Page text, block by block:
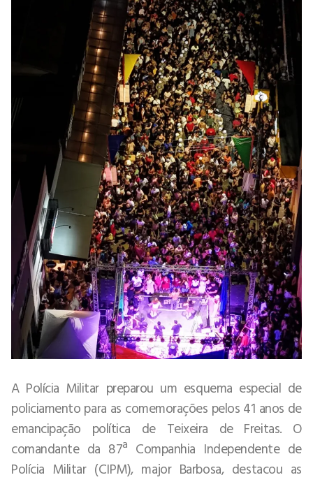
A Polícia Militar preparou um esquema especial de
policiamento para as comemorações pelos 41 anos de
emancipação política de Teixeira de Freitas. O
comandante da 87ª Companhia Independente de
Polícia Militar (CIPM), major Barbosa, destacou as